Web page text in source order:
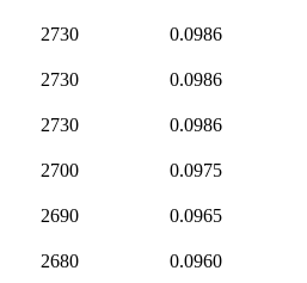
2730
0.0986
2730
0.0986
2730
0.0986
2700
0.0975
2690
0.0965
2680
0.0960